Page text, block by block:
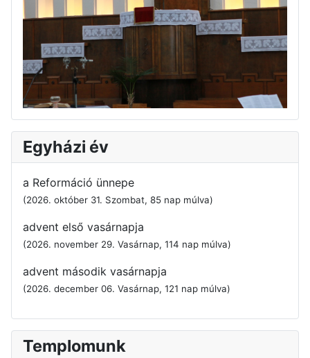
Egyházi év
a Reformáció ünnepe
(2026. október 31. Szombat, 85 nap múlva)
advent első vasárnapja
(2026. november 29. Vasárnap, 114 nap múlva)
advent második vasárnapja
(2026. december 06. Vasárnap, 121 nap múlva)
Templomunk